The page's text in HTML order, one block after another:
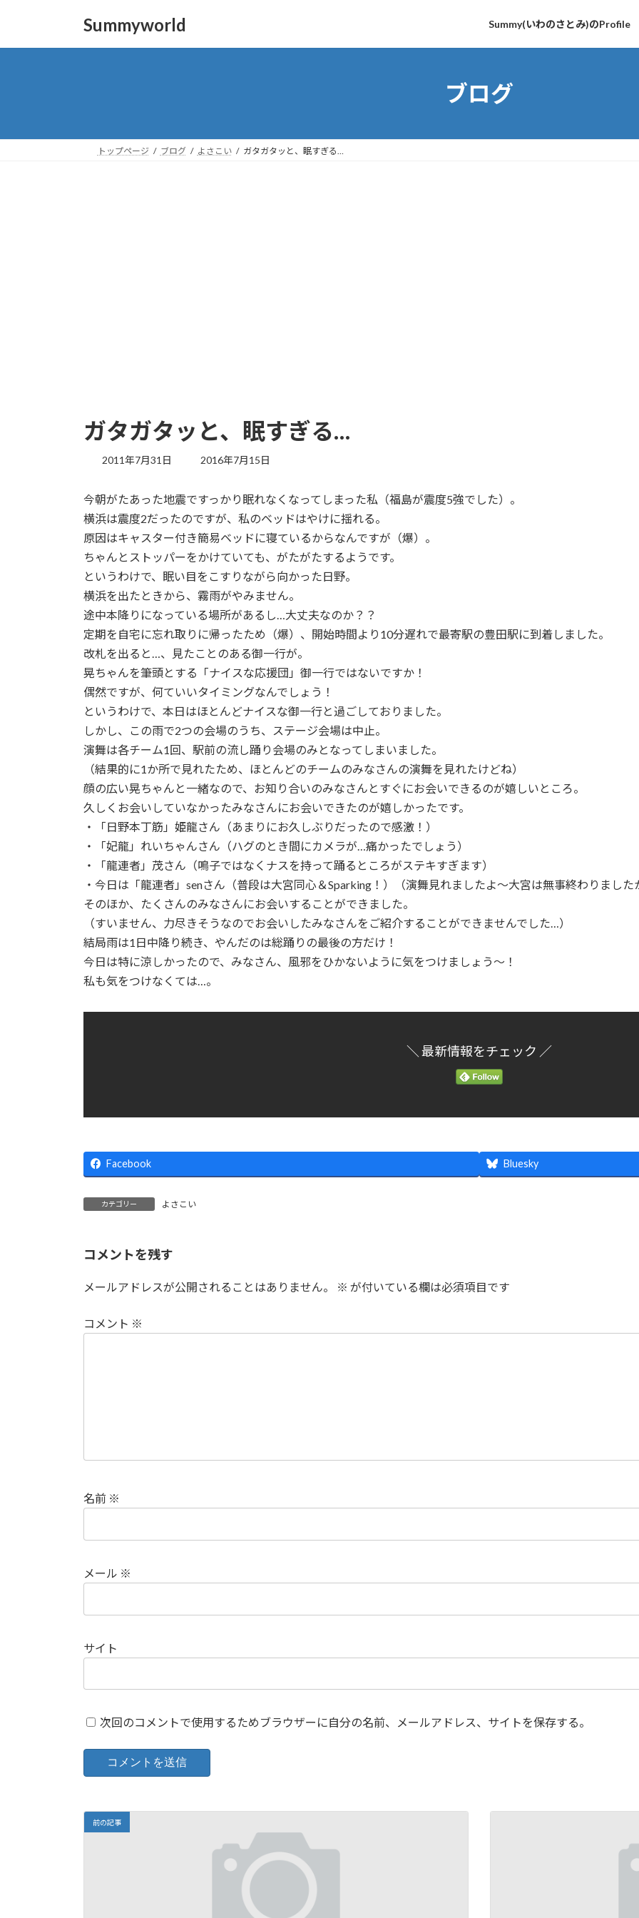
Summyworld Summy(いわのさとみ)のProfile
ブログ
トップページ ブログ よさこい ガタガタッと、眠すぎる…
ガタガタッと、眠すぎる…
2011年7月31日
最
新
日
時
:
2016年7月15日
今朝がたあった地震ですっかり眠れなくなってしまった私（福島が震度5強でした）。
横浜は震度2だったのですが、私のベッドはやけに揺れる。
原因はキャスター付き簡易ベッドに寝ているからなんですが（爆）。
ちゃんとストッパーをかけていても、がたがたするようです。
というわけで、眠い目をこすりながら向かった日野。
横浜を出たときから、霧雨がやみません。
途中本降りになっている場所があるし…大丈夫なのか？？
定期を自宅に忘れ取りに帰ったため（爆）、開始時間より10分遅れで最寄駅の豊田駅に到着しました。
改札を出ると…、見たことのある御一行が。
晃ちゃんを筆頭とする「ナイスな応援団」御一行ではないですか！
偶然ですが、何ていいタイミングなんでしょう！
というわけで、本日はほとんどナイスな御一行と過ごしておりました。
しかし、この雨で2つの会場のうち、ステージ会場は中止。
演舞は各チーム1回、駅前の流し踊り会場のみとなってしまいました。
（結果的に1か所で見れたため、ほとんどのチームのみなさんの演舞を見れたけどね）
顔の広い晃ちゃんと一緒なので、お知り合いのみなさんとすぐにお会いできるのが嬉しいところ。
久しくお会いしていなかったみなさんにお会いできたのが嬉しかったです。
・「日野本丁筋」姫龍さん（あまりにお久しぶりだったので感激！）
・「妃龍」れいちゃんさん（ハグのとき間にカメラが…痛かったでしょう）
・「龍連者」茂さん（鳴子ではなくナスを持って踊るところがステキすぎます）
・今日は「龍連者」senさん（普段は大宮同心＆Sparking！）（演舞見れましたよ～大宮は無事終わりました
そのほか、たくさんのみなさんにお会いすることができました。
（すいません、力尽きそうなのでお会いしたみなさんをご紹介することができませんでした…）
結局雨は1日中降り続き、やんだのは総踊りの最後の方だけ！
今日は特に涼しかったので、みなさん、風邪をひかないように気をつけましょう～！
私も気をつけなくては…。
＼ 最新情報をチェック ／
Facebook Bluesky
カテゴリー よさこい
コメントを残す
メールアドレスが公開されることはありません。 ※ が付いている欄は必須項目です
コメント ※
名前 ※
メール ※
サイト
次回のコメントで使用するためブラウザーに自分の名前、メールアドレス、サイトを保存する。
前の記事